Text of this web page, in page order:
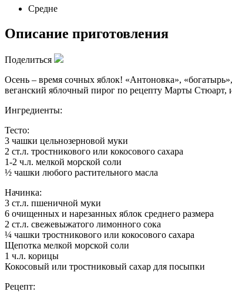
Средне
Описание приготовления
Поделиться
Осень – время сочных яблок! «Антоновка»,
веганский яблочный пирог по рецепту Марты Стюарт,
Ингредиенты:
Тесто:
3 чашки цельнозерновой муки
2 ст.л. тростникового или кокосового сахара
1-2 ч.л. мелкой морской соли
½ чашки любого растительного масла
Начинка:
3 ст.л. пшеничной муки
6 очищенных и нарезанных яблок среднего размера
2 ст.л. свежевыжатого лимонного сока
¼ чашки тростникового или кокосового сахара
Щепотка мелкой морской соли
1 ч.л. корицы
Кокосовый или тростниковый сахар для посыпки
Рецепт: